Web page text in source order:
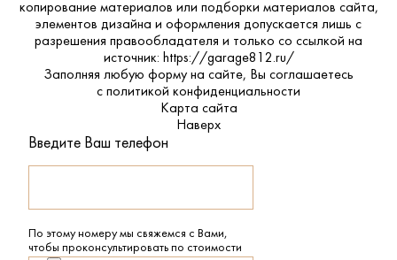
копирование материалов или подборки материалов сайта,
элементов дизайна и оформления допускается лишь с
разрешения правообладателя и только со ссылкой на
источник: https://garage812.ru/
Заполняя любую форму на сайте, Вы соглашаетесь
с политикой конфиденциальности
Карта сайта
Наверх
Введите Ваш телефон
По этому номеру мы свяжемся с Вами,
чтобы проконсультировать по стоимости